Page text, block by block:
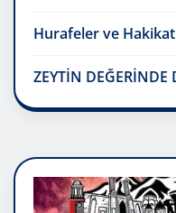
Hurafeler ve
ZEYTİN DEĞERİNDE